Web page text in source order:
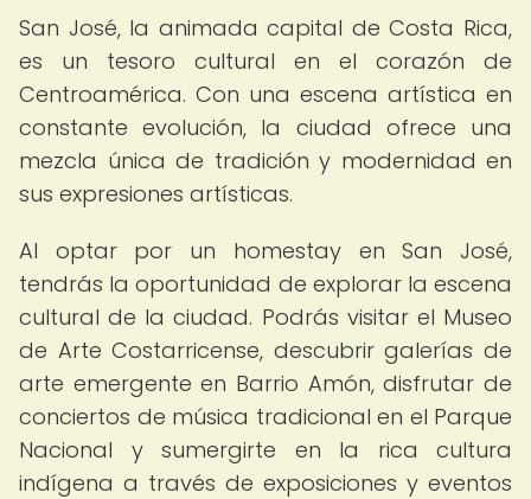
San José, la animada capital de Costa Rica,
es un tesoro cultural en el corazón de
Centroamérica. Con una escena artística en
constante evolución, la ciudad ofrece una
mezcla única de tradición y modernidad en
sus expresiones artísticas.
Al optar por un homestay en San José,
tendrás la oportunidad de explorar la escena
cultural de la ciudad. Podrás visitar el Museo
de Arte Costarricense, descubrir galerías de
arte emergente en Barrio Amón, disfrutar de
conciertos de música tradicional en el Parque
Nacional y sumergirte en la rica cultura
indígena a través de exposiciones y eventos